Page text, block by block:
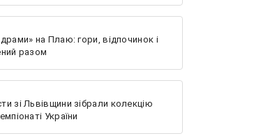
на Плаю: гори, відпочинок і
разом
зі Львівщини зібрали колекцію
України